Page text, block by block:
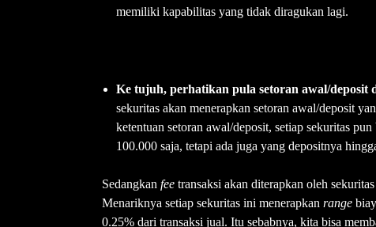
memiliki kapabilitas yang tidak diragukan lagi.
Ke tujuh, perhatikan pula setoran awal/deposit
sekuritas akan menerapkan setoran awal/deposit
ketentuan setoran awal/deposit, setiap sekuritas
100.000 saja, tetapi ada juga yang depositnya
Sedangkan fee transaksi akan diterapkan oleh
Menariknya setiap sekuritas ini menerapkan range
0.25% dari transaksi jual. Itu sebabnya, kita bisa